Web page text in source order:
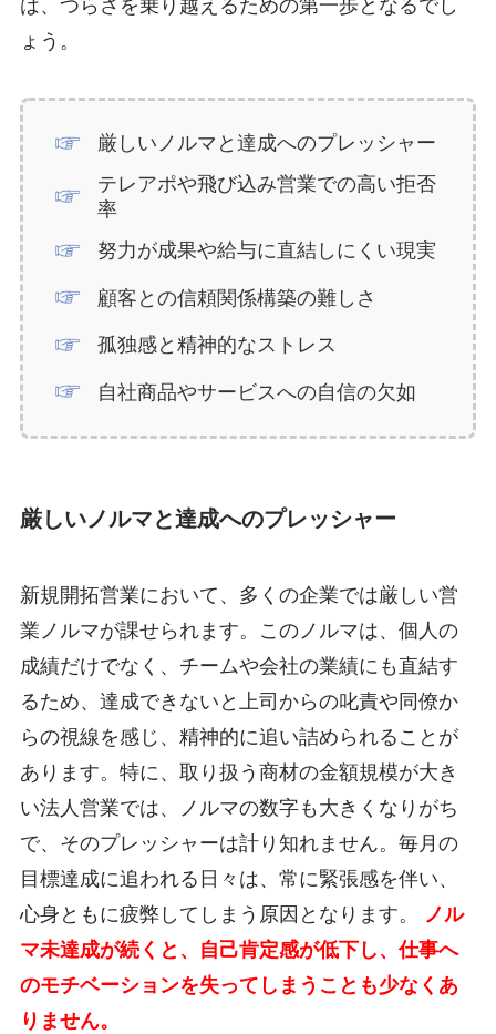
は、つらさを乗り越えるための第一歩となるでし
ょう。
厳しいノルマと達成へのプレッシャー
テレアポや飛び込み営業での高い拒否
率
努力が成果や給与に直結しにくい現実
顧客との信頼関係構築の難しさ
孤独感と精神的なストレス
自社商品やサービスへの自信の欠如
厳しいノルマと達成へのプレッシャー
新規開拓営業において、多くの企業では厳しい営
業ノルマが課せられます。このノルマは、個人の
成績だけでなく、チームや会社の業績にも直結す
るため、達成できないと上司からの叱責や同僚か
らの視線を感じ、精神的に追い詰められることが
あります。特に、取り扱う商材の金額規模が大き
い法人営業では、ノルマの数字も大きくなりがち
で、そのプレッシャーは計り知れません。毎月の
目標達成に追われる日々は、常に緊張感を伴い、
心身ともに疲弊してしまう原因となります。
ノル
マ未達成が続くと、自己肯定感が低下し、仕事へ
のモチベーションを失ってしまうことも少なくあ
りません。